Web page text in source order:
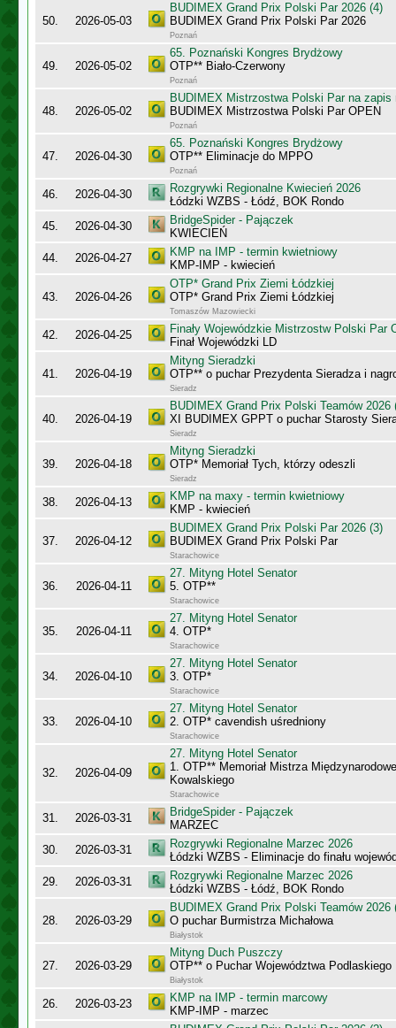
50. 2026-05-03
BUDIMEX Grand Prix Polski Par 2026 (4)
BUDIMEX Grand Prix Polski Par 2026
Poznań
49. 2026-05-02
65. Poznański Kongres Brydżowy
OTP** Biało-Czerwony
Poznań
48. 2026-05-02
BUDIMEX Mistrzostwa Polski Par na zapis
BUDIMEX Mistrzostwa Polski Par OPEN
Poznań
47. 2026-04-30
65. Poznański Kongres Brydżowy
OTP** Eliminacje do MPPO
Poznań
46. 2026-04-30
Rozgrywki Regionalne Kwiecień 2026
Łódzki WZBS - Łódź, BOK Rondo
45.
2026-04-30
BridgeSpider - Pajączek
KWIECIEŃ
44.
2026-04-27
KMP na IMP - termin kwietniowy
KMP-IMP - kwiecień
43. 2026-04-26
OTP* Grand Prix Ziemi Łódzkiej
OTP* Grand Prix Ziemi Łódzkiej
Tomaszów Mazowiecki
42. 2026-04-25
Finały Wojewódzkie Mistrzostw Polski Par
Finał Wojewódzki LD
41. 2026-04-19
Mityng Sieradzki
OTP** o puchar Prezydenta Sieradza i
Sieradz
40. 2026-04-19
BUDIMEX Grand Prix Polski Teamów 2026
XI BUDIMEX GPPT o puchar Starosty
Sieradz
39. 2026-04-18
Mityng Sieradzki
OTP* Memoriał Tych, którzy odeszli
Sieradz
38. 2026-04-13
KMP na maxy - termin kwietniowy
KMP - kwiecień
37. 2026-04-12
BUDIMEX Grand Prix Polski Par 2026 (3)
BUDIMEX Grand Prix Polski Par
Starachowice
36. 2026-04-11
27. Mityng Hotel Senator
5. OTP**
Starachowice
35. 2026-04-11
27. Mityng Hotel Senator
4. OTP*
Starachowice
34. 2026-04-10
27. Mityng Hotel Senator
3. OTP*
Starachowice
33. 2026-04-10
27. Mityng Hotel Senator
2. OTP* cavendish uśredniony
Starachowice
32. 2026-04-09
27. Mityng Hotel Senator
1. OTP** Memoriał Mistrza
Kowalskiego
Starachowice
31. 2026-03-31
BridgeSpider - Pajączek
MARZEC
30.
2026-03-31
Rozgrywki Regionalne Marzec 2026
Łódzki WZBS - Eliminacje do finału
29.
2026-03-31
Rozgrywki Regionalne Marzec 2026
Łódzki WZBS - Łódź, BOK Rondo
28. 2026-03-29
BUDIMEX Grand Prix Polski Teamów 2026
O puchar Burmistrza Michałowa
Białystok
27. 2026-03-29
Mityng Duch Puszczy
OTP** o Puchar Województwa Podlaskiego
Białystok
26. 2026-03-23
KMP na IMP - termin marcowy
KMP-IMP - marzec